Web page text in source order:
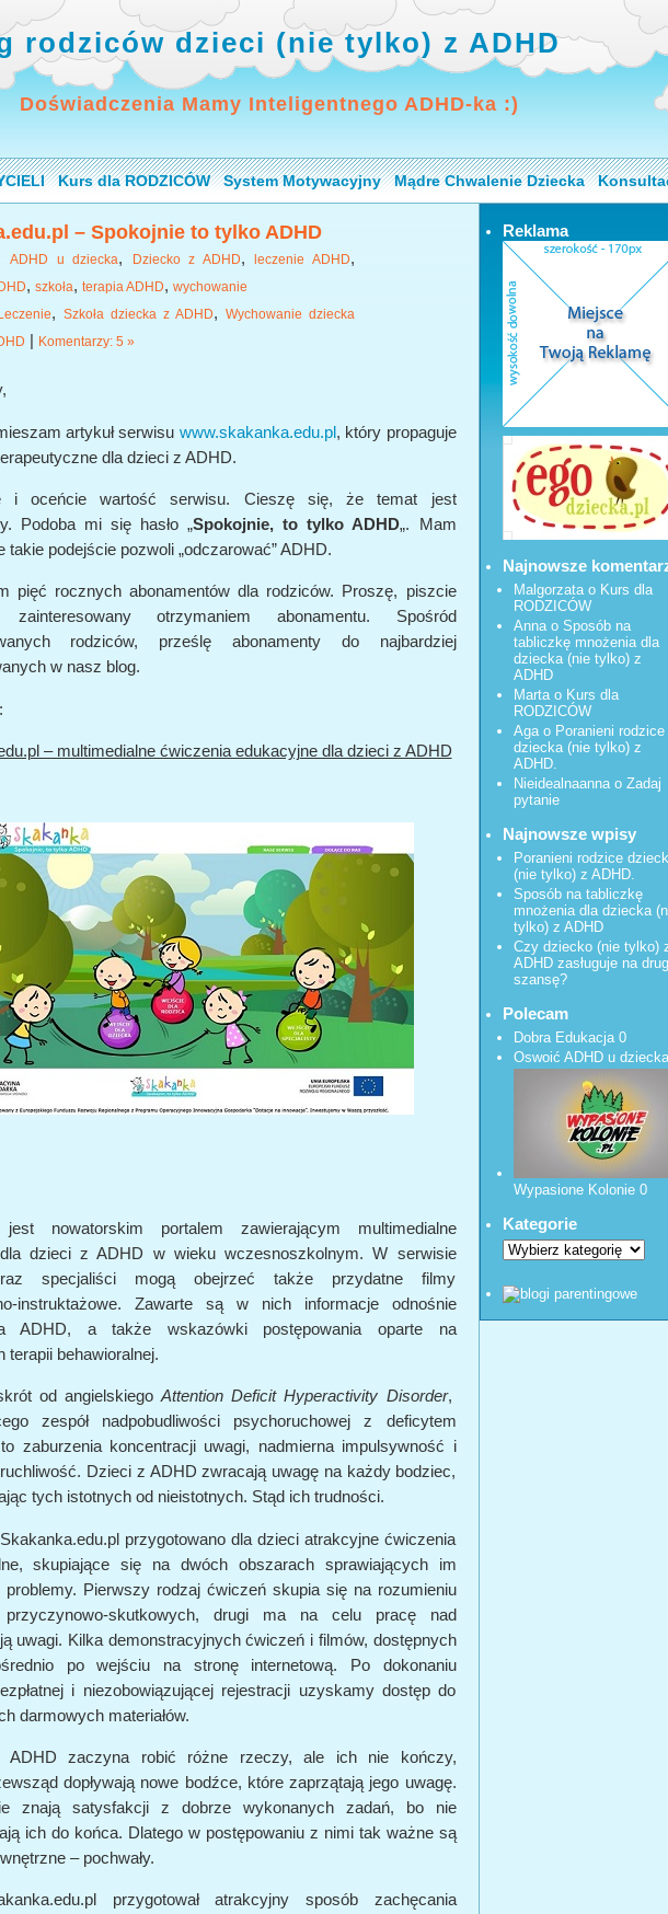
rodziców dzieci (nie tylko) z ADHD
Doświadczenia Mamy Inteligentnego ADHD-ka :)
Kurs dla RODZICÓW System Motywacyjny Mądre Chwalenie Dziecka
– Spokojnie to tylko ADHD
ADHD u dziecka, Dziecko z ADHD, leczenie ADHD,
, szkoła, terapia ADHD, wychowanie
Leczenie, Szkoła dziecka z ADHD, Wychowanie dziecka
| Komentarzy: 5 »
artykuł serwisu www.skakanka.edu.pl, który propaguje
dla dzieci z ADHD.
i oceńcie wartość serwisu. Cieszę się, że temat jest
Podoba mi się hasło „Spokojnie, to tylko ADHD„. Mam
takie podejście pozwoli „odczarować” ADHD.
pięć rocznych abonamentów dla rodziców. Proszę, piszcie
otrzymaniem abonamentu. Spośród
rodziców, prześlę abonamenty do najbardziej
w nasz blog.
– multimedialne ćwiczenia edukacyjne dla dzieci z ADHD
jest nowatorskim portalem zawierającym multimedialne
dzieci z ADHD w wieku wczesnoszkolnym. W serwisie
specjaliści mogą obejrzeć także przydatne filmy
instruktażowe. Zawarte są w nich informacje odnośnie
ADHD, a także wskazówki postępowania oparte na
terapii behawioralnej.
od angielskiegoAttention Deficit Hyperactivity Disorder,
zespół nadpobudliwości psychoruchowej z deficytem
zaburzenia koncentracji uwagi, nadmierna impulsywność i
Dzieci z ADHD zwracają uwagę na każdy bodziec,
tych istotnych od nieistotnych. Stąd ich trudności.
przygotowano dla dzieci atrakcyjne ćwiczenia
skupiające się na dwóch obszarach sprawiających im
problemy. Pierwszy rodzaj ćwiczeń skupia się na rozumieniu
przyczynowo-skutkowych, drugi ma na celu pracę nad
uwagi. Kilka demonstracyjnych ćwiczeń i filmów, dostępnych
po wejściu na stronę internetową. Po dokonaniu
i niezobowiązującej rejestracji uzyskamy dostęp do
darmowych materiałów.
ADHD zaczyna robić różne rzeczy, ale ich nie kończy,
dopływają nowe bodźce, które zaprzątają jego uwagę.
znają satysfakcji z dobrze wykonanych zadań, bo nie
ich do końca. Dlatego w postępowaniu z nimi tak ważne są
– pochwały.
przygotował atrakcyjny sposób zachęcania
Reklama
Najnowsze
Malgorzatao Kurs dla
RODZICÓW
Anna o Sposób na
tabliczkę mnożenia dla
dziecka (nie tylko) z
ADHD
Marta o Kurs dla
RODZICÓW
Aga o Poranieni rodzice
dziecka (nie tylko) z
ADHD.
Nieidealnaannao Zadaj
pytanie
Najnowsze wpisy
Poranieni rodzice
(nie tylko) z ADHD.
Sposób na tabliczkę
mnożenia dla dziecka
tylko) z ADHD
Czy dziecko (nie tylko)
ADHD zasługuje na
szansę?
Polecam
Dobra Edukacja0
Oswoić ADHD u dziecka
Wypasione Kolonie0
Kategorie